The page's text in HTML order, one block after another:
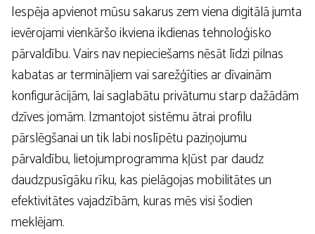
Iespēja apvienot mūsu sakarus zem viena digitālā jumta
ievērojami vienkāršo ikviena ikdienas tehnoloģisko
pārvaldību. Vairs nav nepieciešams nēsāt līdzi pilnas
kabatas ar termināļiem vai sarežģīties ar dīvainām
konfigurācijām, lai saglabātu privātumu starp dažādām
dzīves jomām. Izmantojot sistēmu ātrai profilu
pārslēgšanai un tik labi noslīpētu paziņojumu
pārvaldību, lietojumprogramma kļūst par daudz
daudzpusīgāku rīku, kas pielāgojas mobilitātes un
efektivitātes vajadzībām, kuras mēs visi šodien
meklējam.